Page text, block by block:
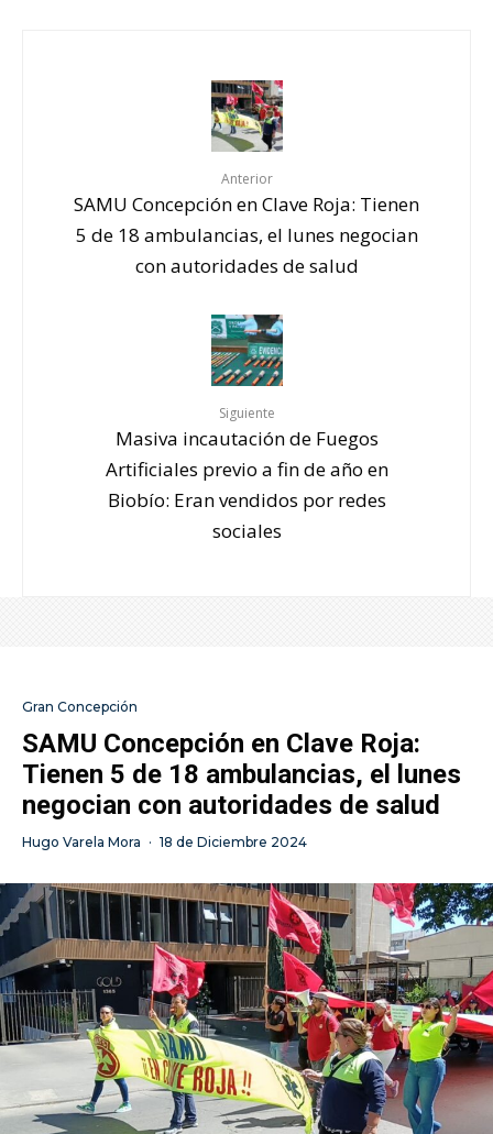
Anterior
SAMU Concepción en Clave Roja: Tienen
5 de 18 ambulancias, el lunes negocian
con autoridades de salud
Siguiente
Masiva incautación de Fuegos
Artificiales previo a fin de año en
Biobío: Eran vendidos por redes
sociales
Gran Concepción
SAMU Concepción en Clave Roja:
Tienen 5 de 18 ambulancias, el lunes
negocian con autoridades de salud
Hugo Varela Mora · 18 de Diciembre 2024